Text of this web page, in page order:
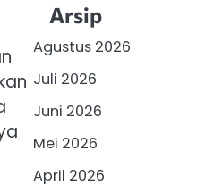
Arsip
Agustus 2026
Juli 2026
Juni 2026
Mei 2026
April 2026